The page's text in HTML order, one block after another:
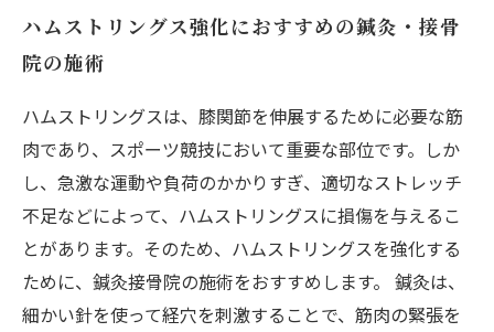
ハムストリングス強化におすすめの鍼灸・接骨
院の施術
ハムストリングスは、膝関節を伸展するために必要な筋
肉であり、スポーツ競技において重要な部位です。しか
し、急激な運動や負荷のかかりすぎ、適切なストレッチ
不足などによって、ハムストリングスに損傷を与えるこ
とがあります。そのため、ハムストリングスを強化する
ために、鍼灸接骨院の施術をおすすめします。 鍼灸は、
細かい針を使って経穴を刺激することで、筋肉の緊張を